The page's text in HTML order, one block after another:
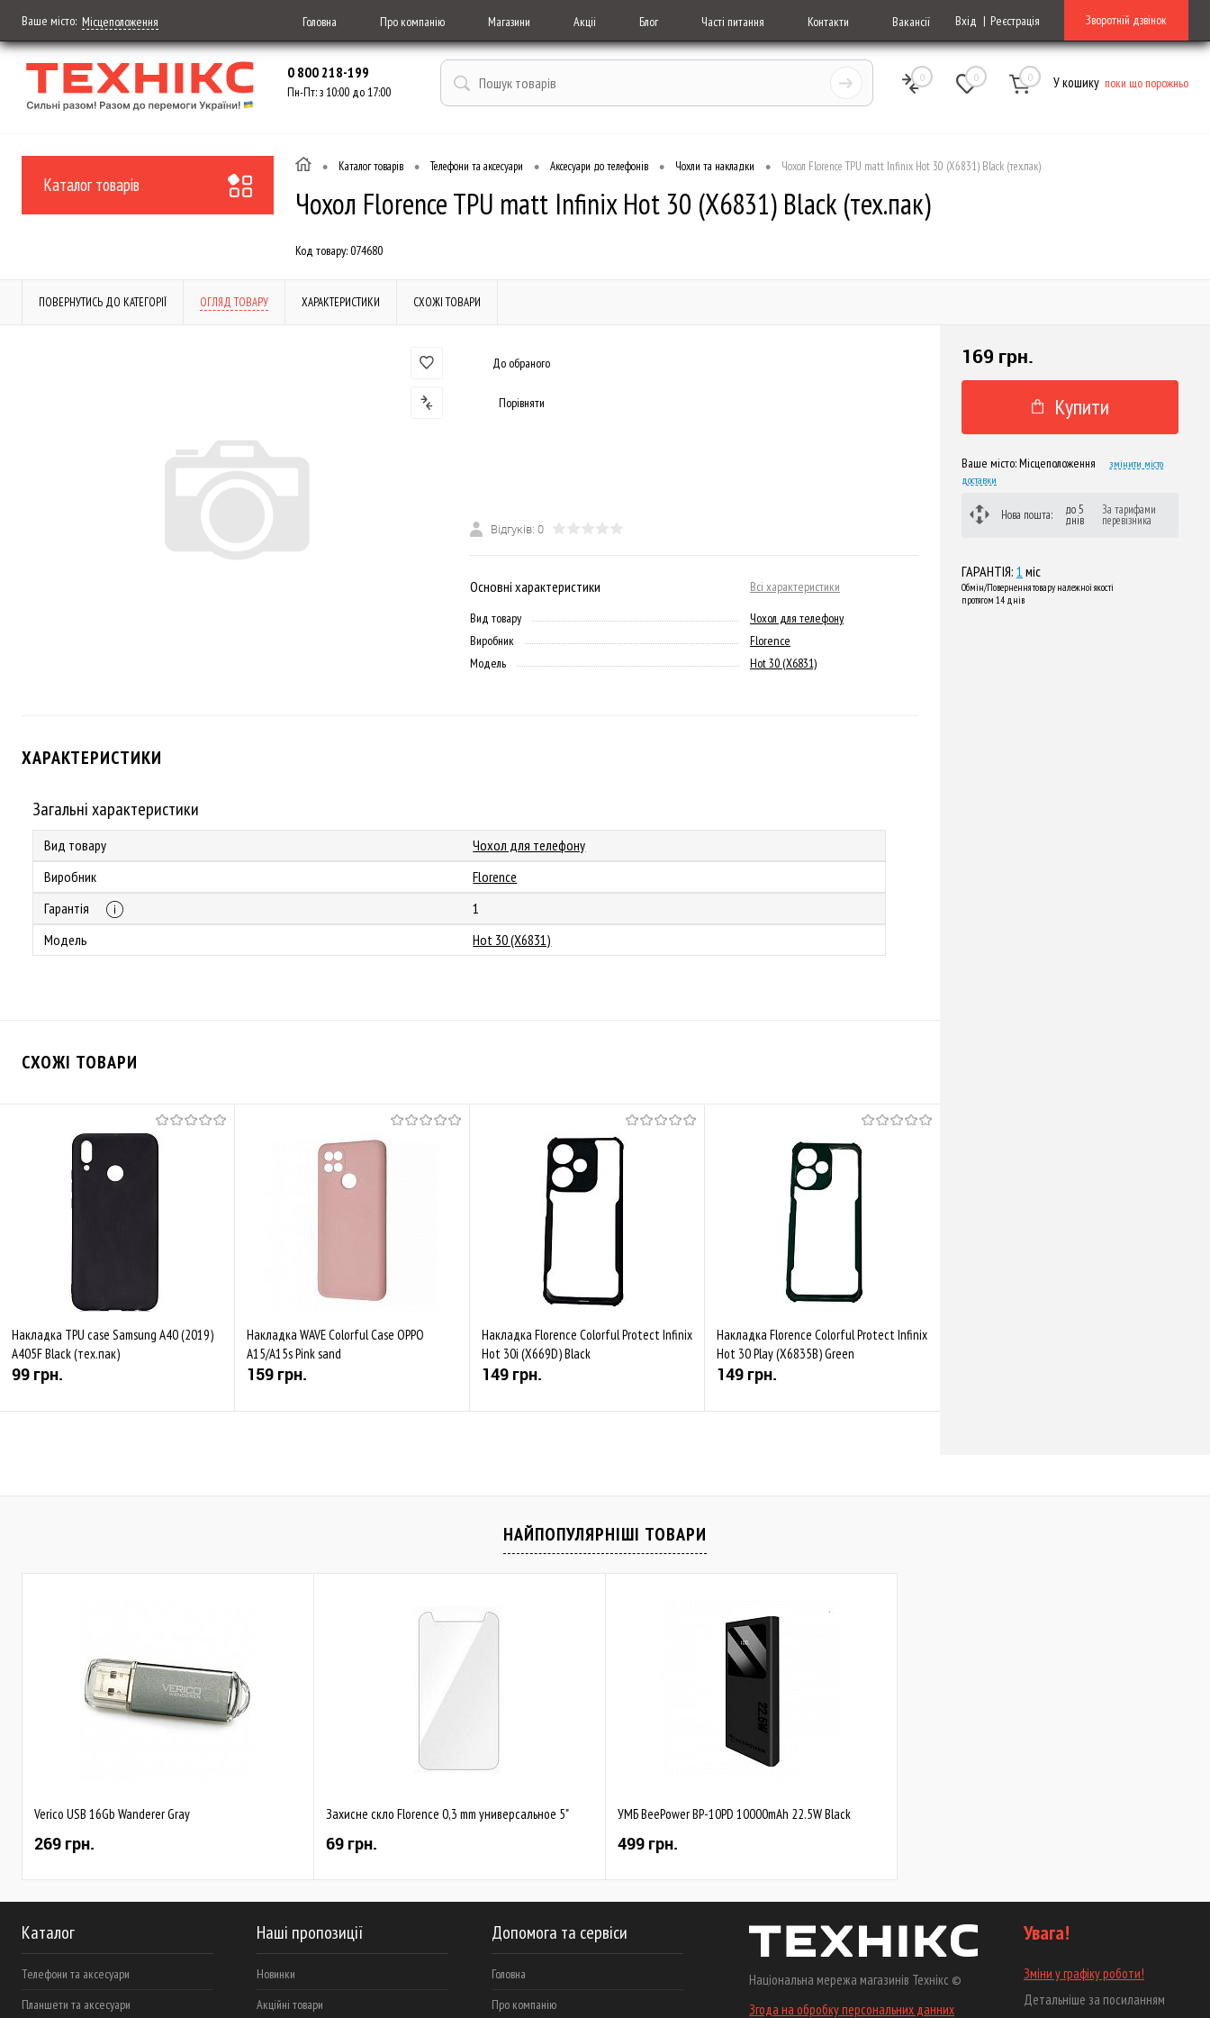
Ваше місто: Місцеположення Головна Про компанію Магазини Акціі Блог Часті питання Контакти Вакансії Вхід Реєстрація Зворотній дзвінок
0 800 218-199
Пн-Пт: з 10:00 до 17:00
0 0 0 У кошику поки що порожньо
Каталог товарів
• Каталог товарів • Телефони та аксесуари • Аксесуари до телефонів • Чохли та накладки • Чохол Florence TPU matt Infinix Hot 30 (X6831) Black (тех.пак)
Чохол Florence TPU matt Infinix Hot 30 (X6831) Black (тех.пак)
Код товару:074680
ПОВЕРНУТИСЬ ДО КАТЕГОРІЇ ОГЛЯД ТОВАРУ ХАРАКТЕРИСТИКИ СХОЖІ ТОВАРИ
До обраного
Порівняти
Відгуків: 0
Основні характеристики
Всі характеристики
Вид товару
Чохол для телефону
Виробник
Florence
Модель
Hot 30 (X6831)
ХАРАКТЕРИСТИКИ
Загальні характеристики
Вид товару
Чохол для телефону
Виробник
Florence
Гарантія
1
Модель
Hot 30 (X6831)
СХОЖІ ТОВАРИ
Накладка TPU case Samsung A40 (2019)
A405F Black (тех.пак)
99 грн.
Накладка WAVE Colorful Case OPPO
A15/A15s Pink sand
159 грн.
Накладка Florence Colorful Protect Infinix
Hot 30i (X669D) Black
149 грн.
Накладка Florence Colorful Protect Infinix
Hot 30 Play (X6835B) Green
149 грн.
169 грн.
Купити
Ваше місто:Місцеположення
змінити місто
доставки
Нова пошта: до 5
днів
За тарифами
перевізника
ГАРАНТІЯ: 1 міс
Обмін/Повернення товару належної якості
протягом 14 днів
НАЙПОПУЛЯРНІШІ ТОВАРИ
Verico USB 16Gb Wanderer Gray
269 грн.
Захисне скло Florence 0,3 mm универсальное 5"
69 грн.
УМБ BeePower BP-10PD 10000mAh 22.5W Black
499 грн.
Каталог
Телефони та аксесуари
Планшети та аксесуари
Наші пропозиції
Новинки
Акційні товари
Допомога та сервіси
Головна
Про компанію
Національна мережа магазинів Технікс ©
Згода на обробку персональних данних
Увага!
Зміни у графіку роботи!
Детальніше за посиланням